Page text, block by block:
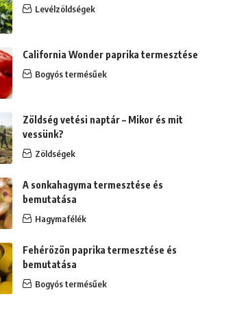
Levélzöldségek
California Wonder paprika termesztése
Bogyós termésűek
Zöldség vetési naptár – Mikor és mit
vessünk?
Zöldségek
A sonkahagyma termesztése és
bemutatása
Hagymafélék
Fehérözön paprika termesztése és
bemutatása
Bogyós termésűek